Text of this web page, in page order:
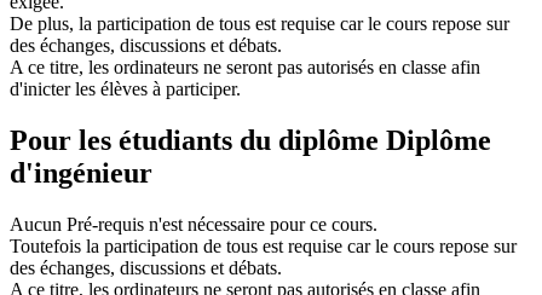
De plus, la participation de tous est requise car le cours repose sur
des échanges, discussions et débats.
A ce titre, les ordinateurs ne seront pas autorisés en classe afin
d'inicter les élèves à participer.
Pour les étudiants du diplôme Diplôme
d'ingénieur
Aucun Pré-requis n'est nécessaire pour ce cours.
Toutefois la participation de tous est requise car le cours repose sur
des échanges, discussions et débats.
A ce titre, les ordinateurs ne seront pas autorisés en classe afin